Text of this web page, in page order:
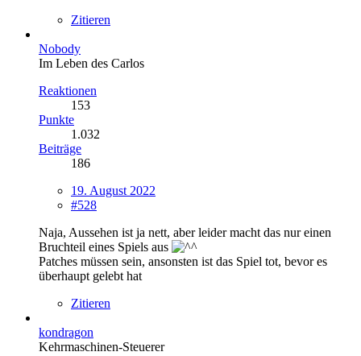
Zitieren
Nobody
Im Leben des Carlos
Reaktionen
153
Punkte
1.032
Beiträge
186
19. August 2022
#528
Naja, Aussehen ist ja nett, aber leider macht das nur einen
Bruchteil eines Spiels aus
Patches müssen sein, ansonsten ist das Spiel tot, bevor es
überhaupt gelebt hat
Zitieren
kondragon
Kehrmaschinen-Steuerer